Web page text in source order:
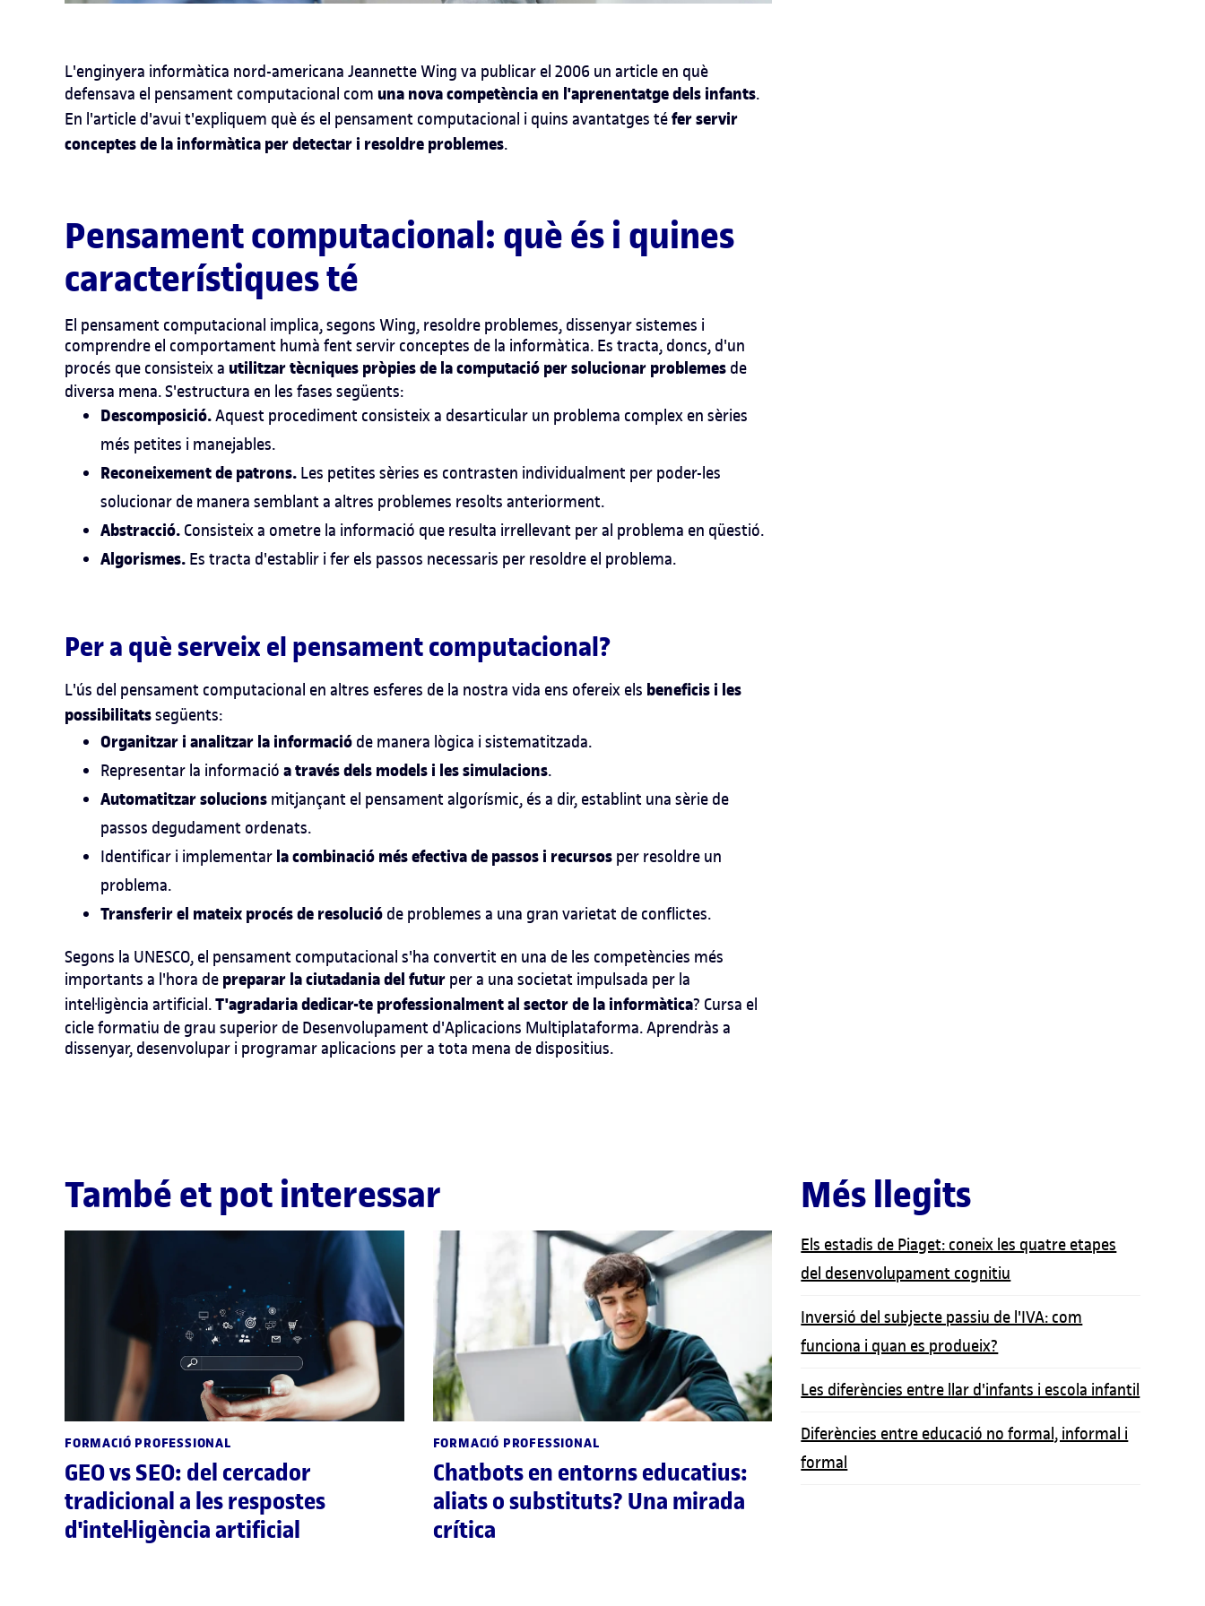
L'enginyera informàtica nord-americana Jeannette Wing va publicar el 2006 un article en què
defensava el pensament computacional com una nova competència en l'aprenentatge dels infants.
En l'article d'avui t'expliquem què és el pensament computacional i quins avantatges téfer servir
conceptes de la informàtica per detectar i resoldre problemes.
Pensament computacional: què és i quines
característiques té
El pensament computacional implica, segons Wing, resoldre problemes, dissenyar sistemes i
comprendre el comportament humà fent servir conceptes de la informàtica. Es tracta, doncs, d'un
procés que consisteix a utilitzar tècniques pròpies de la computació per solucionar problemes de
diversa mena.S'estructura en les fases següents:
Descomposició.Aquest procediment consisteix a desarticular un problema complex en sèries
més petites i manejables.
Reconeixement de patrons. Les petites sèries es contrasten individualment per poder-les
solucionar de manera semblant a altres problemes resolts anteriorment.
Abstracció. Consisteix a ometre la informació que resulta irrellevant per al problema en qüestió.
Algorismes. Es tracta d'establir i fer els passos necessaris per resoldre el problema.
Per a què serveix el pensament computacional?
L'ús del pensament computacional en altres esferes de la nostra vida ens ofereix els beneficis i les
possibilitatssegüents:
Organitzar i analitzar la informació de manera lògica i sistematitzada.
Representar la informació a través dels models i les simulacions.
Automatitzar solucions mitjançant el pensament algorísmic, és a dir, establint una sèrie de
passos degudament ordenats.
Identificar i implementar la combinació més efectiva de passos i recursos per resoldre un
problema.
Transferir el mateix procés de resolució de problemes a una gran varietat de conflictes.
Segons la UNESCO, el pensament computacional s'ha convertit en una de les competències més
importants a l'hora de preparar la ciutadania del futur per a una societat impulsada per la
intel·ligència artificial.T'agradaria dedicar-te professionalment al sector de la informàtica? Cursa el
cicle formatiu de grau superior de Desenvolupament d'Aplicacions Multiplataforma. Aprendràs a
dissenyar, desenvolupar i programar aplicacions per a tota mena de dispositius.
També et pot interessar
FORMACIÓ PROFESSIONAL
GEO vs SEO: del cercador
tradicional a les respostes
d'intel·ligència artificial
FORMACIÓ PROFESSIONAL
Chatbots en entorns educatius:
aliats o substituts? Una mirada
crítica
Més llegits
Els estadis de Piaget: coneix les quatre etapes
del desenvolupament cognitiu
Inversió del subjecte passiu de l'IVA: com
funciona i quan es produeix?
Les diferències entre llar d'infants i escola infantil
Diferències entre educació no formal, informal i
formal